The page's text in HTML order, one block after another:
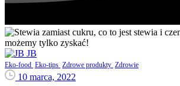
JB
Eko-food Eko-tips Zdrowe produkty Zdrowie
10 marca, 2022